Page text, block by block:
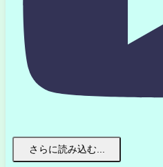
さらに読み込む...